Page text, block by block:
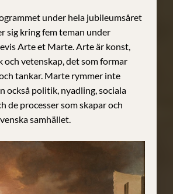
under hela jubileumsåret
sig kring fem teman under
Arte et Marte. Arte är konst,
och vetenskap, det som formar
tankar. Marte rymmer inte
också politik, nyadling, sociala
de processer som skapar och
samhället.